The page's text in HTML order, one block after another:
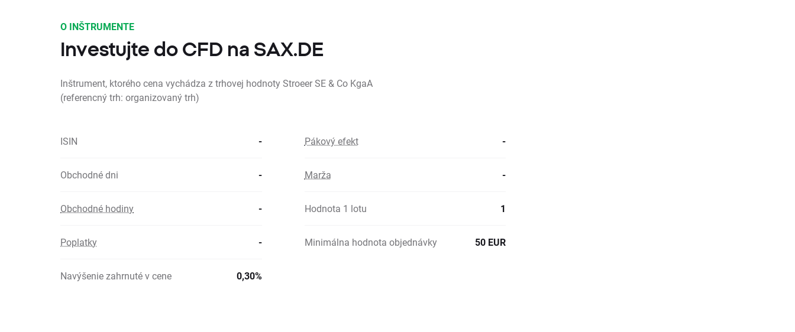
O INŠTRUMENTE
Investujte do CFD na SAX.DE
Inštrument, ktorého cena vychádza z trhovej hodnoty Stroeer SE & Co KgaA
(referencný trh: organizovaný trh)
ISIN - Pákový efekt -
Obchodné dni - Marža -
Obchodné hodiny - Hodnota 1 lotu 1
Poplatky - Minimálna hodnota objednávky 50 EUR
Navýšenie zahrnuté v cene 0,30%